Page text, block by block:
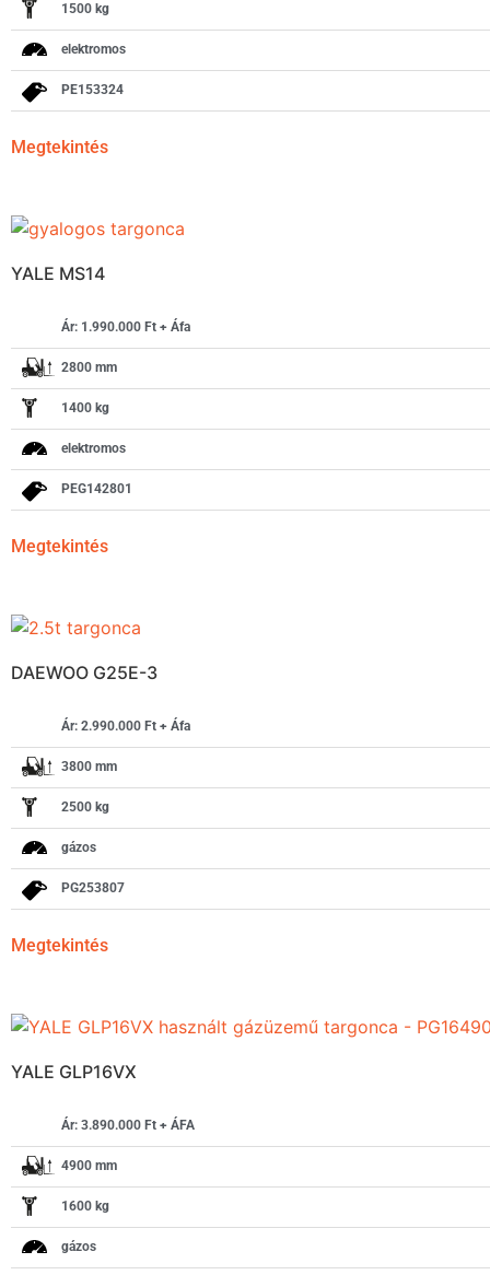
1500 kg
elektromos
PE153324
Megtekintés
YALE MS14
Ár: 1.990.000 Ft + Áfa
2800 mm
1400 kg
elektromos
PEG142801
Megtekintés
DAEWOO G25E-3
Ár: 2.990.000 Ft + Áfa
3800 mm
2500 kg
gázos
PG253807
Megtekintés
YALE GLP16VX
Ár: 3.890.000 Ft + ÁFA
4900 mm
1600 kg
gázos